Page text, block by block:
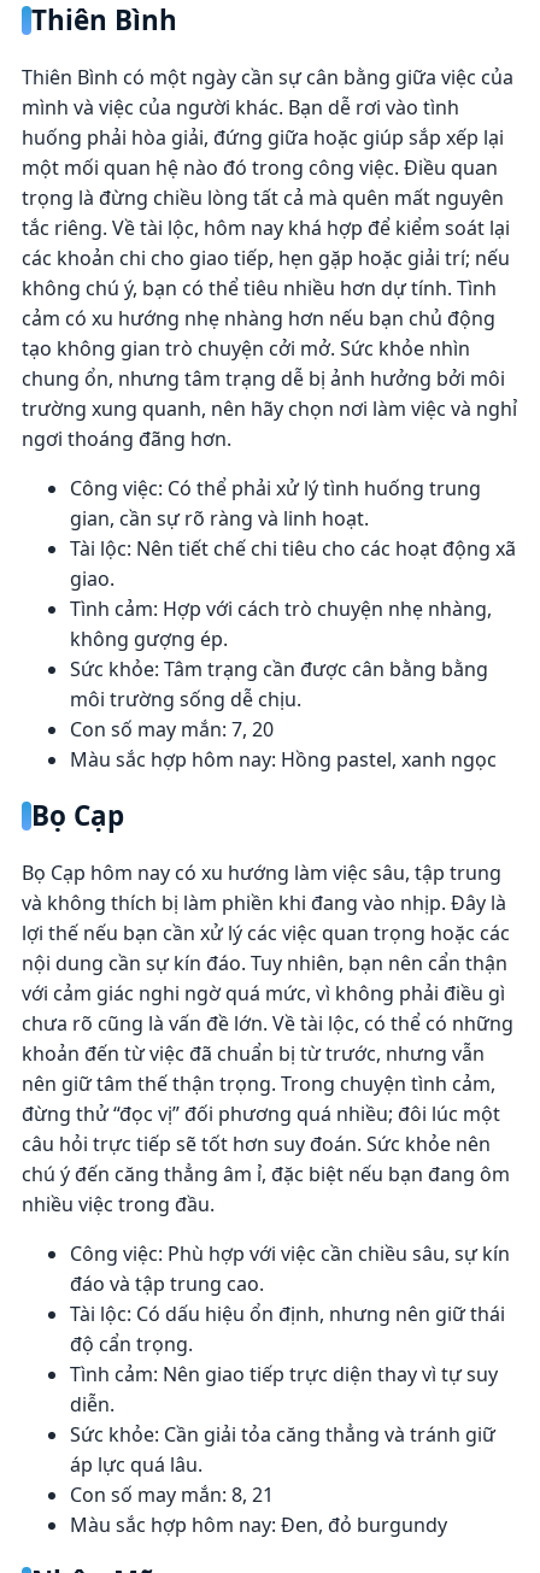
Thiên Bình
Thiên Bình có một ngày cần sự cân bằng giữa việc của
mình và việc của người khác. Bạn dễ rơi vào tình
huống phải hòa giải, đứng giữa hoặc giúp sắp xếp lại
một mối quan hệ nào đó trong công việc. Điều quan
trọng là đừng chiều lòng tất cả mà quên mất nguyên
tắc riêng. Về tài lộc, hôm nay khá hợp để kiểm soát lại
các khoản chi cho giao tiếp, hẹn gặp hoặc giải trí; nếu
không chú ý, bạn có thể tiêu nhiều hơn dự tính. Tình
cảm có xu hướng nhẹ nhàng hơn nếu bạn chủ động
tạo không gian trò chuyện cởi mở. Sức khỏe nhìn
chung ổn, nhưng tâm trạng dễ bị ảnh hưởng bởi môi
trường xung quanh, nên hãy chọn nơi làm việc và nghỉ
ngơi thoáng đãng hơn.
Công việc: Có thể phải xử lý tình huống trung
gian, cần sự rõ ràng và linh hoạt.
Tài lộc: Nên tiết chế chi tiêu cho các hoạt động xã
giao.
Tình cảm: Hợp với cách trò chuyện nhẹ nhàng,
không gượng ép.
Sức khỏe: Tâm trạng cần được cân bằng bằng
môi trường sống dễ chịu.
Con số may mắn: 7, 20
Màu sắc hợp hôm nay: Hồng pastel, xanh ngọc
Bọ Cạp
Bọ Cạp hôm nay có xu hướng làm việc sâu, tập trung
và không thích bị làm phiền khi đang vào nhịp. Đây là
lợi thế nếu bạn cần xử lý các việc quan trọng hoặc các
nội dung cần sự kín đáo. Tuy nhiên, bạn nên cẩn thận
với cảm giác nghi ngờ quá mức, vì không phải điều gì
chưa rõ cũng là vấn đề lớn. Về tài lộc, có thể có những
khoản đến từ việc đã chuẩn bị từ trước, nhưng vẫn
nên giữ tâm thế thận trọng. Trong chuyện tình cảm,
đừng thử “đọc vị” đối phương quá nhiều; đôi lúc một
câu hỏi trực tiếp sẽ tốt hơn suy đoán. Sức khỏe nên
chú ý đến căng thẳng âm ỉ, đặc biệt nếu bạn đang ôm
nhiều việc trong đầu.
Công việc: Phù hợp với việc cần chiều sâu, sự kín
đáo và tập trung cao.
Tài lộc: Có dấu hiệu ổn định, nhưng nên giữ thái
độ cẩn trọng.
Tình cảm: Nên giao tiếp trực diện thay vì tự suy
diễn.
Sức khỏe: Cần giải tỏa căng thẳng và tránh giữ
áp lực quá lâu.
Con số may mắn: 8, 21
Màu sắc hợp hôm nay: Đen, đỏ burgundy